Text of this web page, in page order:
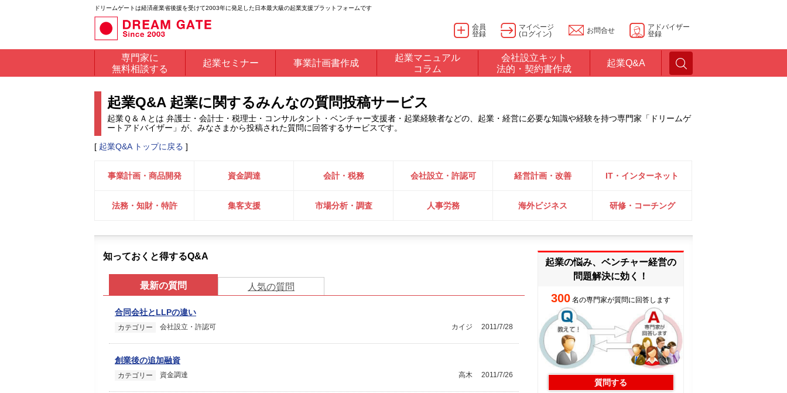
ドリームゲートは経済産業省後援を受けて2003年に発足した日本最大級の起業支援プラットフォームです
会員
登録
マイページ
(ログイン)
お問合せ
アドバイザー
登録
専門家に
無料相談する
起業セミナー 事業計画書作成
起業マニュアル
コラム
会社設立キット
法的・契約書作成
起業Q&A
起業Q&A 起業に関するみんなの質問投稿サービス
起業Ｑ＆Ａとは 弁護士・会計士・税理士・コンサルタント・ベンチャー支援者・起業経験者などの、起業・経営に必要な知識や経験を持つ専門家「ドリームゲ
ートアドバイザー」が、みなさまから投稿された質問に回答するサービスです。
[ 起業Q&A トップに戻る ]
事業計画・商品開発 資金調達 会計・税務 会社設立・許認可 経営計画・改善 IT・インターネット
法務・知財・特許 集客支援 市場分析・調査 人事労務 海外ビジネス 研修・コーチング
知っておくと得するQ&A
最新の質問 人気の質問
合同会社とLLPの違い
カテゴリー 会社設立・許認可 2011/7/28
カイジ
創業後の追加融資
カテゴリー 資金調達 2011/7/26
高木
起業の悩み、ベンチャー経営の
問題解決に効く！
300 名の専門家が質問に回答します
質問する